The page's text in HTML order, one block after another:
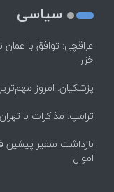
سیاسی
خزر
پزشکیان: امروز
ترامپ: مذاکرات با
بازداشت سفیر پیشین
اموال